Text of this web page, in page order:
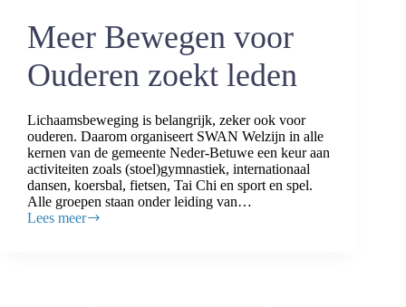
Meer Bewegen voor
Ouderen zoekt leden
Lichaamsbeweging is belangrijk, zeker ook voor
ouderen. Daarom organiseert SWAN Welzijn in alle
kernen van de gemeente Neder-Betuwe een keur aan
activiteiten zoals (stoel)gymnastiek, internationaal
dansen, koersbal, fietsen, Tai Chi en sport en spel.
Alle groepen staan onder leiding van…
Lees meer
Meer